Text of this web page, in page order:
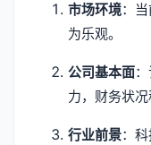
市场环境：
为乐观。
公司基本面
力，财务状况
行业前景：